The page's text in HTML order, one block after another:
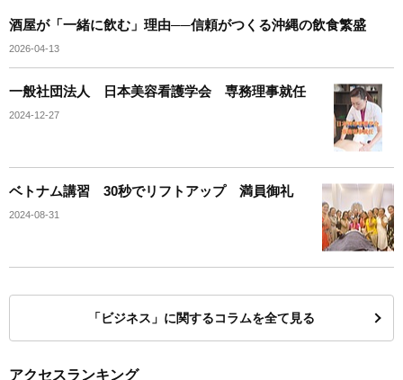
酒屋が「一緒に飲む」理由──信頼がつくる沖縄の飲食繁盛
2026-04-13
一般社団法人 日本美容看護学会 専務理事就任
2024-12-27
ベトナム講習 30秒でリフトアップ 満員御礼
2024-08-31
「ビジネス」に関するコラムを全て見る
アクセスランキング